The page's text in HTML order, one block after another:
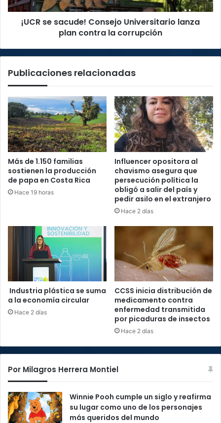
la
corrupción
¡UCR se sacude! Consejo Universitario lanza
plan contra la corrupción
Publicaciones relacionadas
Más de 1.150 familias
sostienen la producción
de papa en Costa Rica
Hace 19 horas
Influencer opositora al
chavismo asegura que
persecución política la
obligó a salir del país y
pedir asilo en el extranjero
Hace 2 días
Industria plástica se suma
a la economía circular
Hace 2 días
CCSS inicia distribución de
medicamento contra
enfermedad transmitida
por picaduras de insectos
Hace 2 días
Por Milagros Herrera Montiel
Winnie Pooh cumple un siglo y reafirma
su lugar como uno de los personajes
más queridos del mundo